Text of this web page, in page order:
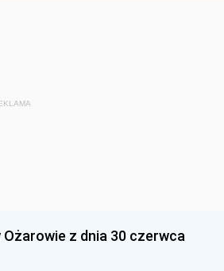
Ożarowie z dnia 30 czerwca